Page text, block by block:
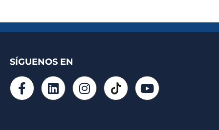
SÍGUENOS EN